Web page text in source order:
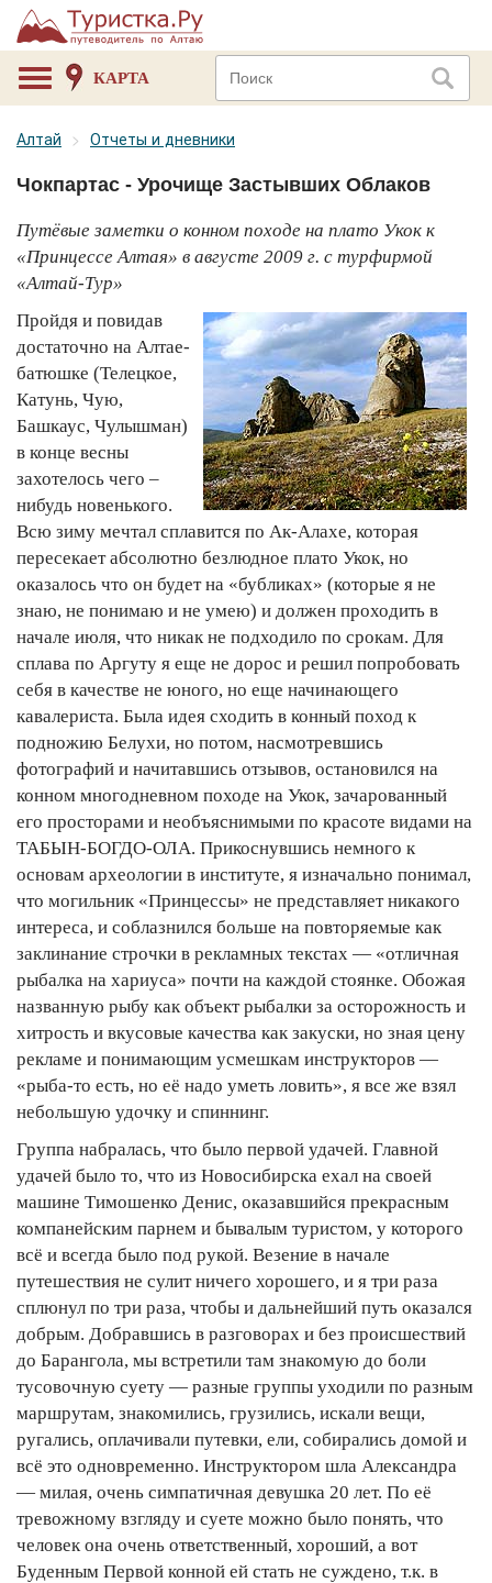
КАРТА
Алтай Отчеты и дневники
Чокпартас - Урочище Застывших Облаков
Путёвые заметки о конном походе на плато Укок к
«Принцессе Алтая» в августе 2009 г. с турфирмой
«Алтай-Тур»
Пройдя и повидав
достаточно на Алтае-
батюшке (Телецкое,
Катунь, Чую,
Башкаус, Чулышман)
в конце весны
захотелось чего –
нибудь новенького.
Всю зиму мечтал сплавится по Ак-Алахе, которая
пересекает абсолютно безлюдное плато Укок, но
оказалось что он будет на «бубликах» (которые я не
знаю, не понимаю и не умею) и должен проходить в
начале июля, что никак не подходило по срокам. Для
сплава по Аргуту я еще не дорос и решил попробовать
себя в качестве не юного, но еще начинающего
кавалериста. Была идея сходить в конный поход к
подножию Белухи, но потом, насмотревшись
фотографий и начитавшись отзывов, остановился на
конном многодневном походе на Укок, зачарованный
его просторами и необъяснимыми по красоте видами на
ТАБЫН-БОГДО-ОЛА. Прикоснувшись немного к
основам археологии в институте, я изначально понимал,
что могильник «Принцессы» не представляет никакого
интереса, и соблазнился больше на повторяемые как
заклинание строчки в рекламных текстах — «отличная
рыбалка на хариуса» почти на каждой стоянке. Обожая
названную рыбу как объект рыбалки за осторожность и
хитрость и вкусовые качества как закуски, но зная цену
рекламе и понимающим усмешкам инструкторов —
«рыба-то есть, но её надо уметь ловить», я все же взял
небольшую удочку и спиннинг.
Группа набралась, что было первой удачей. Главной
удачей было то, что из Новосибирска ехал на своей
машине Тимошенко Денис, оказавшийся прекрасным
компанейским парнем и бывалым туристом, у которого
всё и всегда было под рукой. Везение в начале
путешествия не сулит ничего хорошего, и я три раза
сплюнул по три раза, чтобы и дальнейший путь оказался
добрым. Добравшись в разговорах и без происшествий
до Барангола, мы встретили там знакомую до боли
тусовочную суету — разные группы уходили по разным
маршрутам, знакомились, грузились, искали вещи,
ругались, оплачивали путевки, ели, собирались домой и
всё это одновременно. Инструктором шла Александра
— милая, очень симпатичная девушка 20 лет. По её
тревожному взгляду и суете можно было понять, что
человек она очень ответственный, хороший, а вот
Буденным Первой конной ей стать не суждено, т.к. в